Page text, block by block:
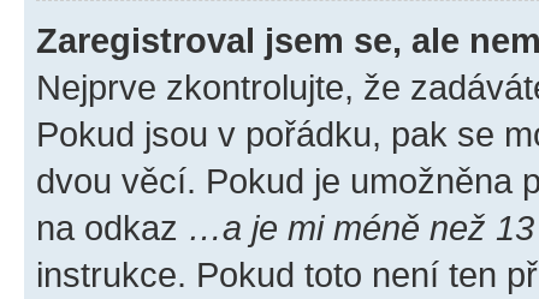
Zaregistroval jsem se, ale
Nejprve zkontrolujte, že
Pokud jsou v pořádku, pak se
dvou věcí. Pokud je umožněna
na odkaz …a je mi méně než
instrukce. Pokud toto není ten